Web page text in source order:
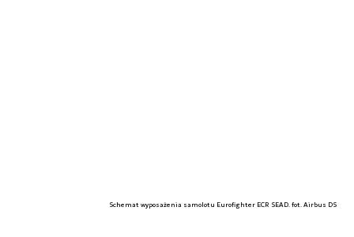
Schemat wyposażenia samolotu Eurofighter ECR SEAD. fot. Airbus DS